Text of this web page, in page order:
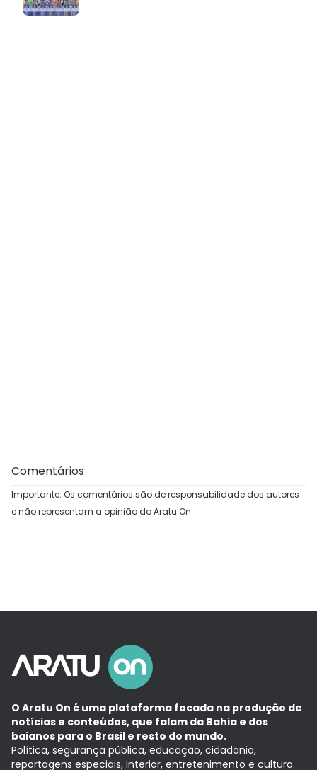
Comentários
Importante: Os comentários são de responsabilidade dos autores
e não representam a opinião do Aratu On.
O Aratu On é uma plataforma focada na produção de
notícias e conteúdos, que falam da Bahia e dos
baianos para o Brasil e resto do mundo.
Política, segurança pública, educação, cidadania,
reportagens especiais, interior, entretenimento e cultura.